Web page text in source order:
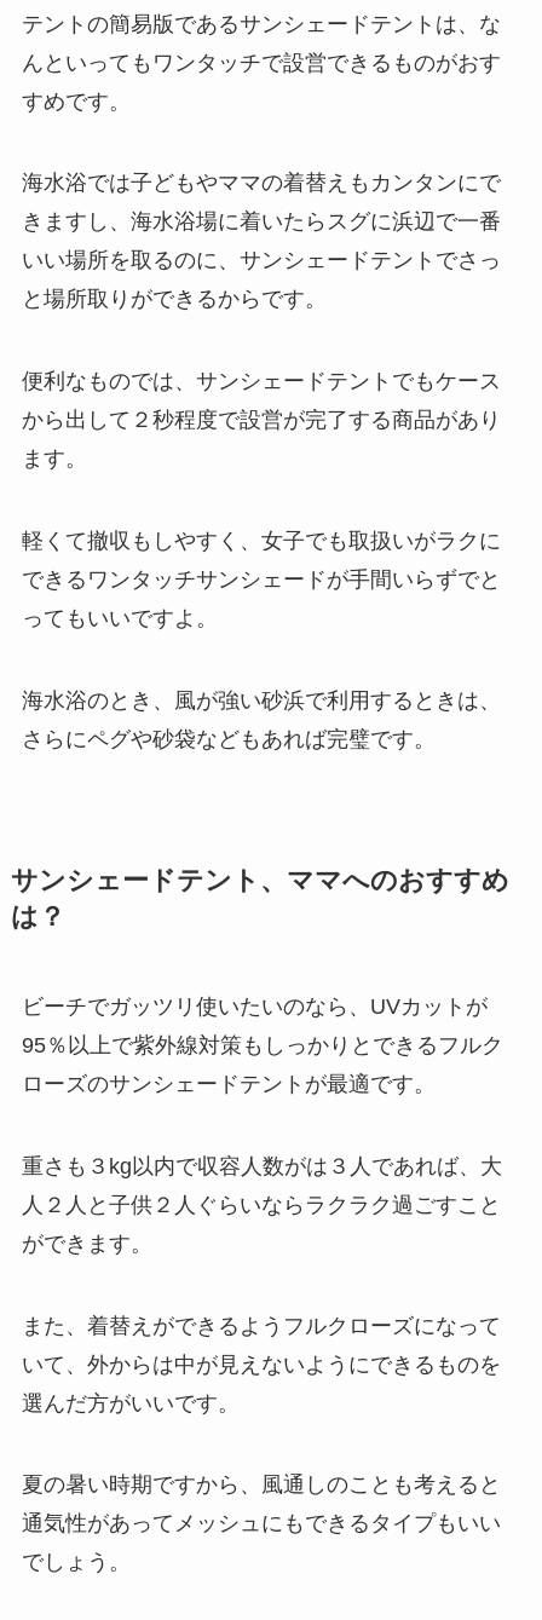
テントの簡易版であるサンシェードテントは、な
んといってもワンタッチで設営できるものがおす
すめです。
海水浴では子どもやママの着替えもカンタンにで
きますし、海水浴場に着いたらスグに浜辺で一番
いい場所を取るのに、サンシェードテントでさっ
と 場所取りができるからです。
便利なものでは、サンシェードテントでもケース
から出して２秒程度で設営が完了する商品があり
ます。
軽くて撤収もしやすく、女子でも取扱いがラクに
できるワンタッチサンシェードが手間いらずでと
ってもいいですよ。
海水浴のとき、風が強い砂浜で利用するときは、
さらにペグや砂袋などもあれば完璧です。
サンシェードテント、ママへのおすすめ
は？
ビーチでガッツリ使いたいのなら、 UVカットが
95％以上で紫外線対策もしっかりとできるフルク
ローズのサンシェードテントが最適です。
重さも３kg以内で収容人数がは３人であれば、大
人２人と子供２人ぐらいならラクラク過ごすこと
ができます。
また、着替えができるようフルクローズになって
いて、外からは中が見えないようにできるものを
選んだ方がいいです。
夏の暑い時期ですから、風通しのことも考えると
通気性があってメッシュにもできるタイプもいい
でしょう。